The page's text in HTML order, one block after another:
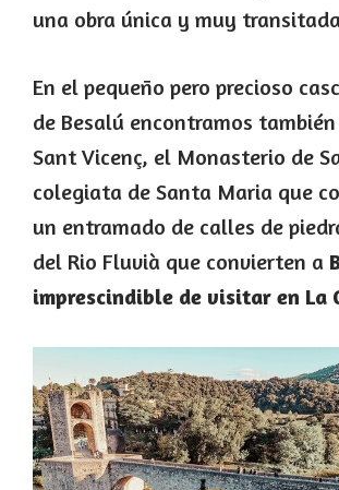
una obra única y muy
En el pequeño pero precioso
de Besalú encontramos
Sant Vicenç, el Monasterio de
colegiata de Santa Maria que
un entramado de calles de
del Rio Fluvià que convierten a
imprescindible de visitar en La